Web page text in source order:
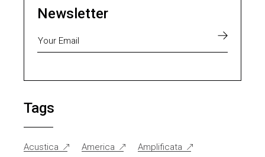
Newsletter
Tags
Acustica America
Amplificata